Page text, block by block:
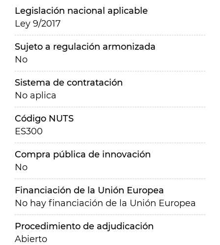
Legislación nacional aplicable
Ley 9/2017
Sujeto a regulación armonizada
No
Sistema de contratación
No aplica
Código NUTS
ES300
Compra pública de innovación
No
Financiación de la Unión Europea
No hay financiación de la Unión Europea
Procedimiento de adjudicación
Abierto